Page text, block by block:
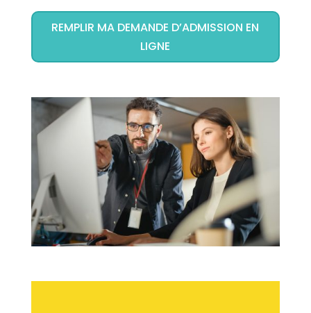
REMPLIR MA DEMANDE D’ADMISSION EN
LIGNE